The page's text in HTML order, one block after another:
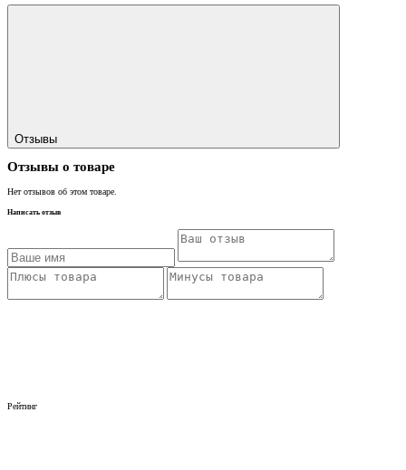
Отзывы
Отзывы о товаре
Нет отзывов об этом товаре.
Написать отзыв
Рейтинг